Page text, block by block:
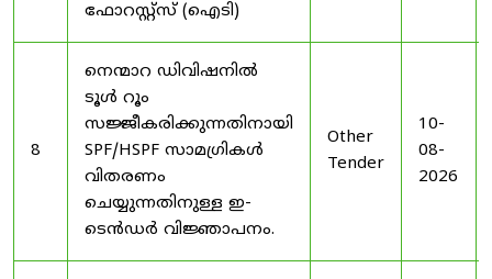
ഫോറസ്റ്റ്സ് (ഐടി)
8
നെന്മാറ ഡിവിഷനിൽ
ടൂൾ റൂം
സജ്ജീകരിക്കുന്നതിനായി
SPF/HSPF സാമഗ്രികൾ
വിതരണം
ചെയ്യുന്നതിനുള്ള ഇ-
ടെൻഡർ വിജ്ഞാപനം.
Other
Tender
10-
08-
2026